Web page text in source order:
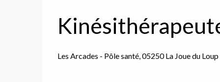
Les Arcades - Pôle santé, 05250 La Joue du Loup